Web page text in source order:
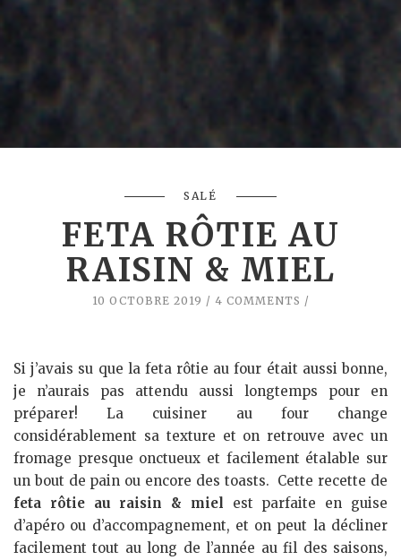
SALÉ
FETA RÔTIE AU
RAISIN & MIEL
10 OCTOBRE 2019 4 COMMENTS
Si j’avais su que la feta rôtie au four était aussi bonne,
je n’aurais pas attendu aussi longtemps pour en
préparer! La cuisiner au four change
considérablement sa texture et on retrouve avec un
fromage presque onctueux et facilement étalable sur
un bout de pain ou encore des toasts. Cette recette de
feta rôtie au raisin & miel est parfaite en guise
d’apéro ou d’accompagnement, et on peut la décliner
facilement tout au long de l’année au fil des saisons,